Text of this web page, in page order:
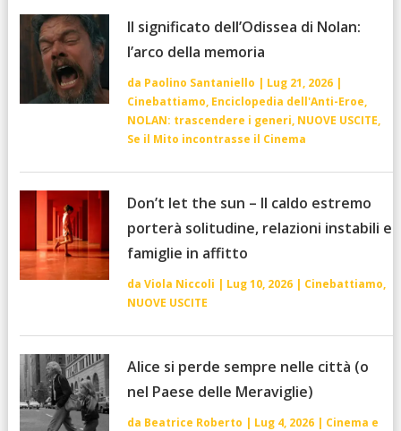
Il significato dell’Odissea di Nolan:
l’arco della memoria
da Paolino Santaniello | Lug 21, 2026|
Cinebattiamo, Enciclopedia dell'Anti-Eroe,
NOLAN: trascendere i generi, NUOVE USCITE,
Se il Mito incontrasse il Cinema
Don’t let the sun – Il caldo estremo
porterà solitudine, relazioni instabili e
famiglie in affitto
da Viola Niccoli | Lug 10, 2026| Cinebattiamo,
NUOVE USCITE
Alice si perde sempre nelle città (o
nel Paese delle Meraviglie)
da Beatrice Roberto | Lug 4, 2026| Cinema e